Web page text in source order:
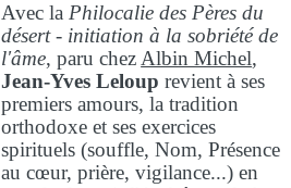
Avec laPhilocalie des Pères du
désert- initiation à la sobriété de
l'âme, paru chezAlbin Michel,
Jean-Yves Leloup revient à ses
premiers amours, la tradition
orthodoxe et ses exercices
spirituels (souffle, Nom, Présence
au cœur, prière, vigilance...) en